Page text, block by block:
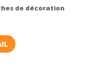
de décoration